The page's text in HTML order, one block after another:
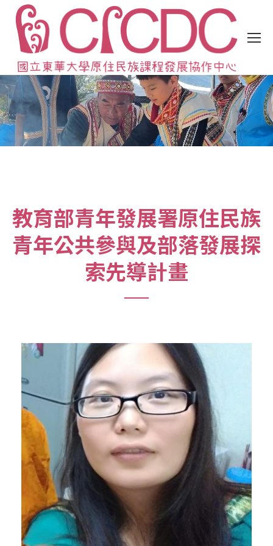
教育部青年發展署原住民族
青年公共參與及部落發展探
索先導計畫
陳蓓倫
專任助理
教育部青年發展署原住民族青年公共參與相關講座、論
壇、工作坊等。